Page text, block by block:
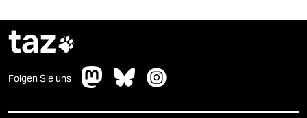
taz
Folgen Sie uns